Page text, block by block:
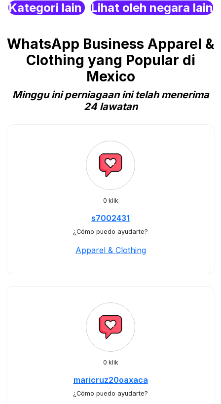
Kategori lain Lihat oleh negara lain
WhatsApp Business Apparel &
Clothing yang Popular di
Mexico
Minggu ini perniagaan ini telah menerima
24 lawatan
0 klik
s7002431
¿Cómo puedo ayudarte?
Apparel & Clothing
0 klik
maricruz20oaxaca
¿Cómo puedo ayudarte?